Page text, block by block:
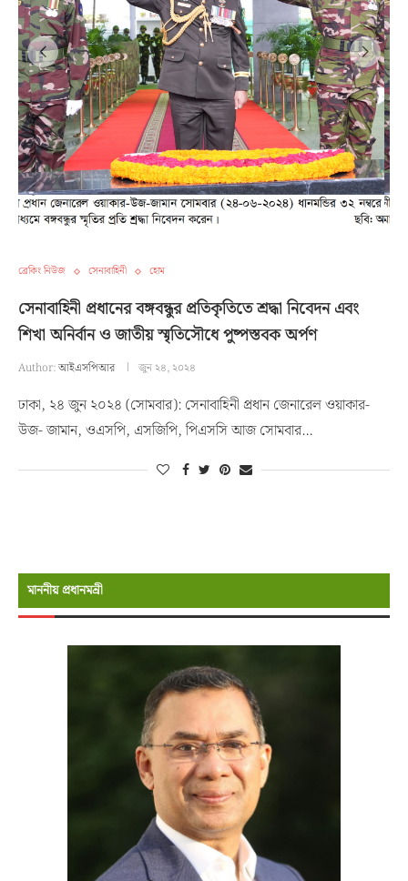
ব্রেকিং নিউজ সেনাবাহিনী হোম
সেনাবাহিনী প্রধানের বঙ্গবন্ধুর প্রতিকৃতিতে শ্রদ্ধা নিবেদন এবং
শিখা অনির্বান ও জাতীয় স্মৃতিসৌধে পুষ্পস্তবক অর্পণ
Author:আইএসপিআর জুন ২৪, ২০২৪
ঢাকা, ২৪ জুন ২০২৪ (সোমবার): সেনাবাহিনী প্রধান জেনারেল ওয়াকার-
উজ- জামান, ওএসপি, এসজিপি, পিএসসি আজ সোমবার…
মাননীয় প্রধানমন্রী